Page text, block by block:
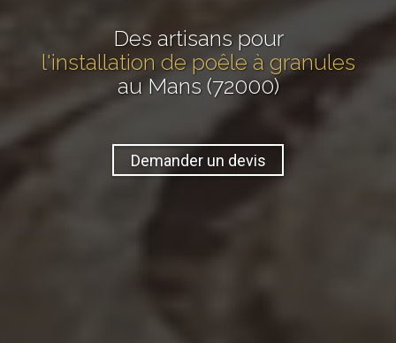
Des artisans pour
l'installation de poêle à granules
au Mans (72000)
Demander un devis